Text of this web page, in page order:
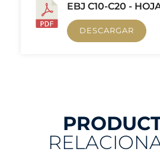
EBJ C10-C20 -
DESCARGAR